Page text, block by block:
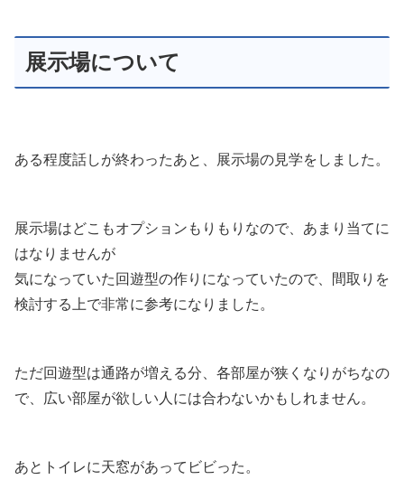
展示場について
ある程度話しが終わったあと、展示場の見学をしました。
展示場はどこもオプションもりもりなので、あまり当てに
はなりませんが
気になっていた回遊型の作りになっていたので、間取りを
検討する上で非常に参考になりました。
ただ回遊型は通路が増える分、各部屋が狭くなりがちなの
で、広い部屋が欲しい人には合わないかもしれません。
あとトイレに天窓があってビビった。